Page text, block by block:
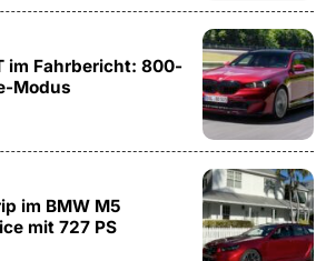
im Fahrbericht: 800-
Modus
im BMW M5
mit 727 PS